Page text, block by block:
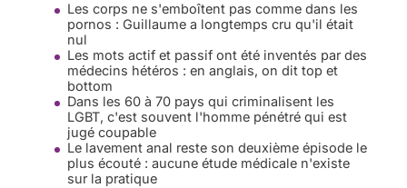
Les corps ne s'emboîtent pas comme dans les
pornos : Guillaume a longtemps cru qu'il était
nul
Les mots actif et passif ont été inventés par des
médecins hétéros : en anglais, on dit top et
bottom
Dans les 60 à 70 pays qui criminalisent les
LGBT, c'est souvent l'homme pénétré qui est
jugé coupable
Le lavement anal reste son deuxième épisode le
plus écouté : aucune étude médicale n'existe
sur la pratique